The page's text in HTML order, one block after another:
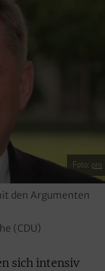
Foto: pro
den Argumenten
(CDU)
sich intensiv